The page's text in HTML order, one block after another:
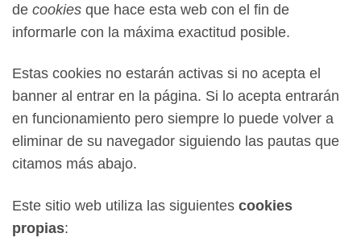
de cookies que hace esta web con el fin de
informarle con la máxima exactitud posible.
Estas cookies no estarán activas si no acepta el
banner al entrar en la página. Si lo acepta entrarán
en funcionamiento pero siempre lo puede volver a
eliminar de su navegador siguiendo las pautas que
citamos más abajo.
Este sitio web utiliza las siguientes cookies
propias: